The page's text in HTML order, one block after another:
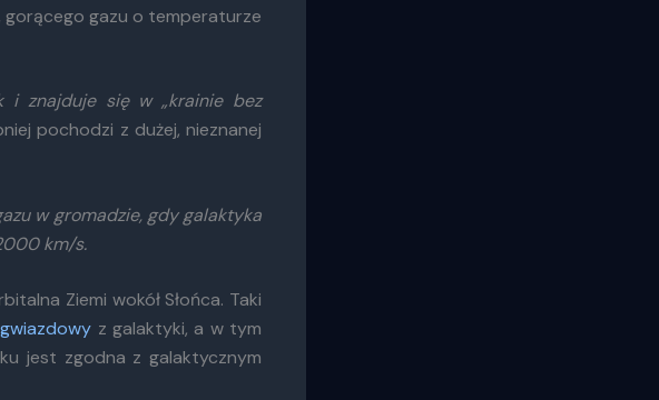
gazu o temperaturze
i znajduje się w „krainie bez
pochodzi z dużej, nieznanej
w gromadzie, gdy galaktyka
km/s.
Ziemi wokół Słońca. Taki
z galaktyki, a w tym
jest zgodna z galaktycznym